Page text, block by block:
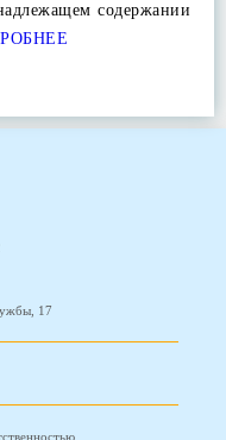
содержании
17